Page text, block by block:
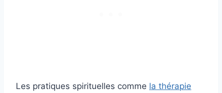
Les pratiques spirituelles comme la thérapie